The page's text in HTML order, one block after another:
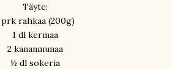
Täyte:
prk rahkaa (200g)
1 dl kermaa
2 kananmunaa
½ dl sokeria